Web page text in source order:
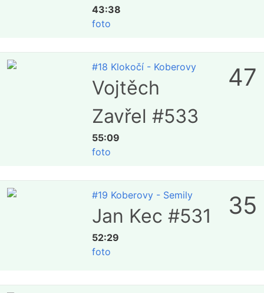
43:38
foto
#18 Klokočí - Koberovy
Vojtěch
Zavřel #533
55:09
foto
47
#19 Koberovy - Semily
Jan Kec #531
52:29
foto
35